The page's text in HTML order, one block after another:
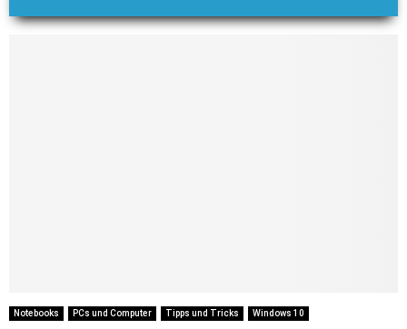
Notebooks PCs und Computer Tipps und Tricks Windows 10